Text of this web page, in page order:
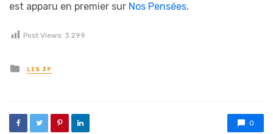
est apparu en premier sur Nos Pensées.
Post Views: 3 299
Posted in
LES 3P
0